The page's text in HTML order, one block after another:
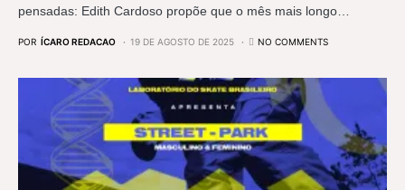
pensadas: Edith Cardoso propõe que o mês mais longo…
POR ÍCARO REDACAO 19 DE AGOSTO DE 2025 NO COMMENTS